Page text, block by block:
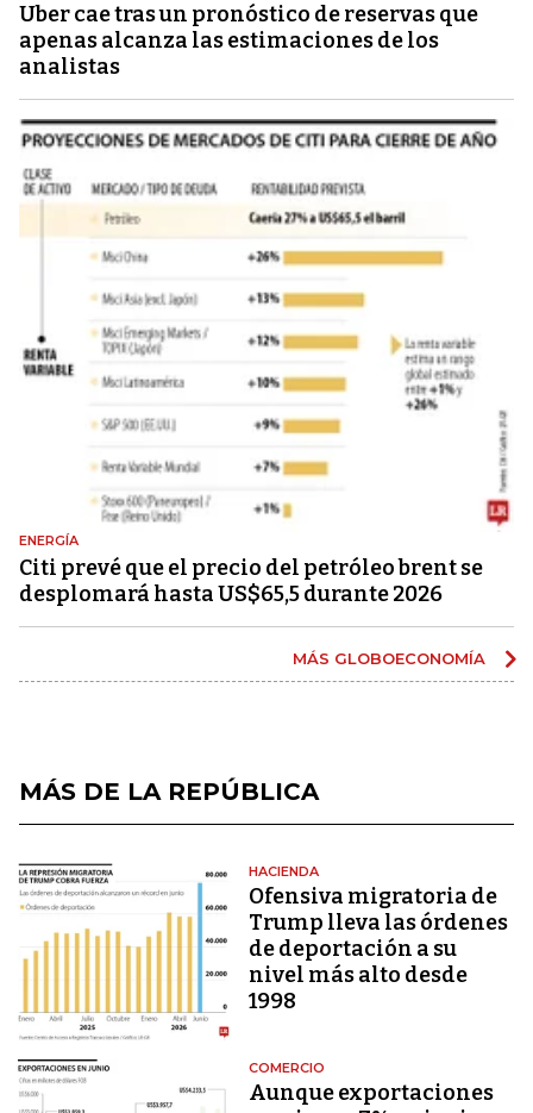
Uber cae tras un pronóstico de reservas que
apenas alcanza las estimaciones de los
analistas
ENERGÍA
Citi prevé que el precio del petróleo brent se
desplomará hasta US$65,5 durante 2026
MÁS GLOBOECONOMÍA
MÁS DE LA REPÚBLICA
HACIENDA
Ofensiva migratoria de
Trump lleva las órdenes
de deportación a su
nivel más alto desde
1998
COMERCIO
Aunque exportaciones